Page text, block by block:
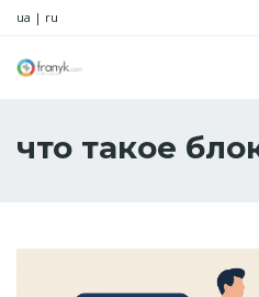
ua | ru
что такое